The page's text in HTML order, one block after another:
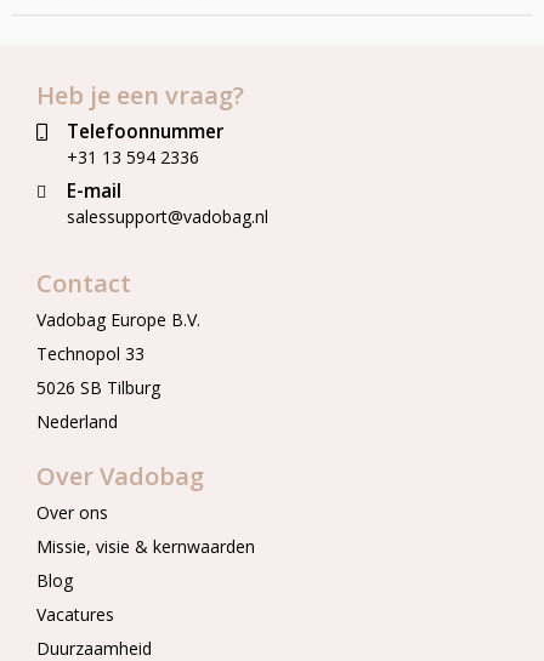
Heb je een vraag?
Telefoonnummer
+31 13 594 2336
E-mail
salessupport@vadobag.nl
Contact
Vadobag Europe B.V.
Technopol 33
5026 SB Tilburg
Nederland
Over Vadobag
Over ons
Missie, visie & kernwaarden
Blog
Vacatures
Duurzaamheid